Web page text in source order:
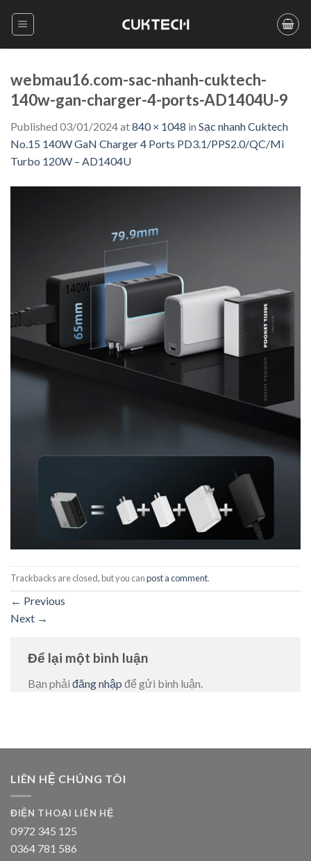
webmau16.com-sac-nhanh-cuktech-
140w-gan-charger-4-ports-AD1404U-9
Published 03/01/2024at840 × 1048 in Sạc nhanh Cuktech
No.15 140W GaN Charger 4 Ports PD3.1/PPS2.0/QC/Mi
Turbo 120W – AD1404U
Trackbacks are closed, but you canpost a comment.
← Previous
Next →
Để lại một bình luận
Bạn phải đăng nhập để gửi bình luận.
LIÊN HỆ CHÚNG TÔI
ĐIỆN THOẠI LIÊN HỆ
0972 345 125
0364 781 586